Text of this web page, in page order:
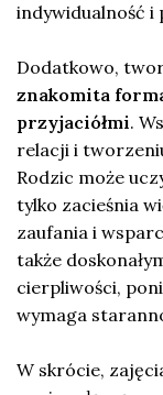
indywidualność i
Dodatkowo,
znakomita
przyjaciółmi.
relacji i
Rodzic może
tylko zacieśnia
zaufania i
także
cierpliwości,
wymaga
W skrócie,